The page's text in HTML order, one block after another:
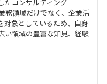
たコンサルティング
務領域だけでなく、企業活
対象としているため、自身
い領域の豊富な知見、経験